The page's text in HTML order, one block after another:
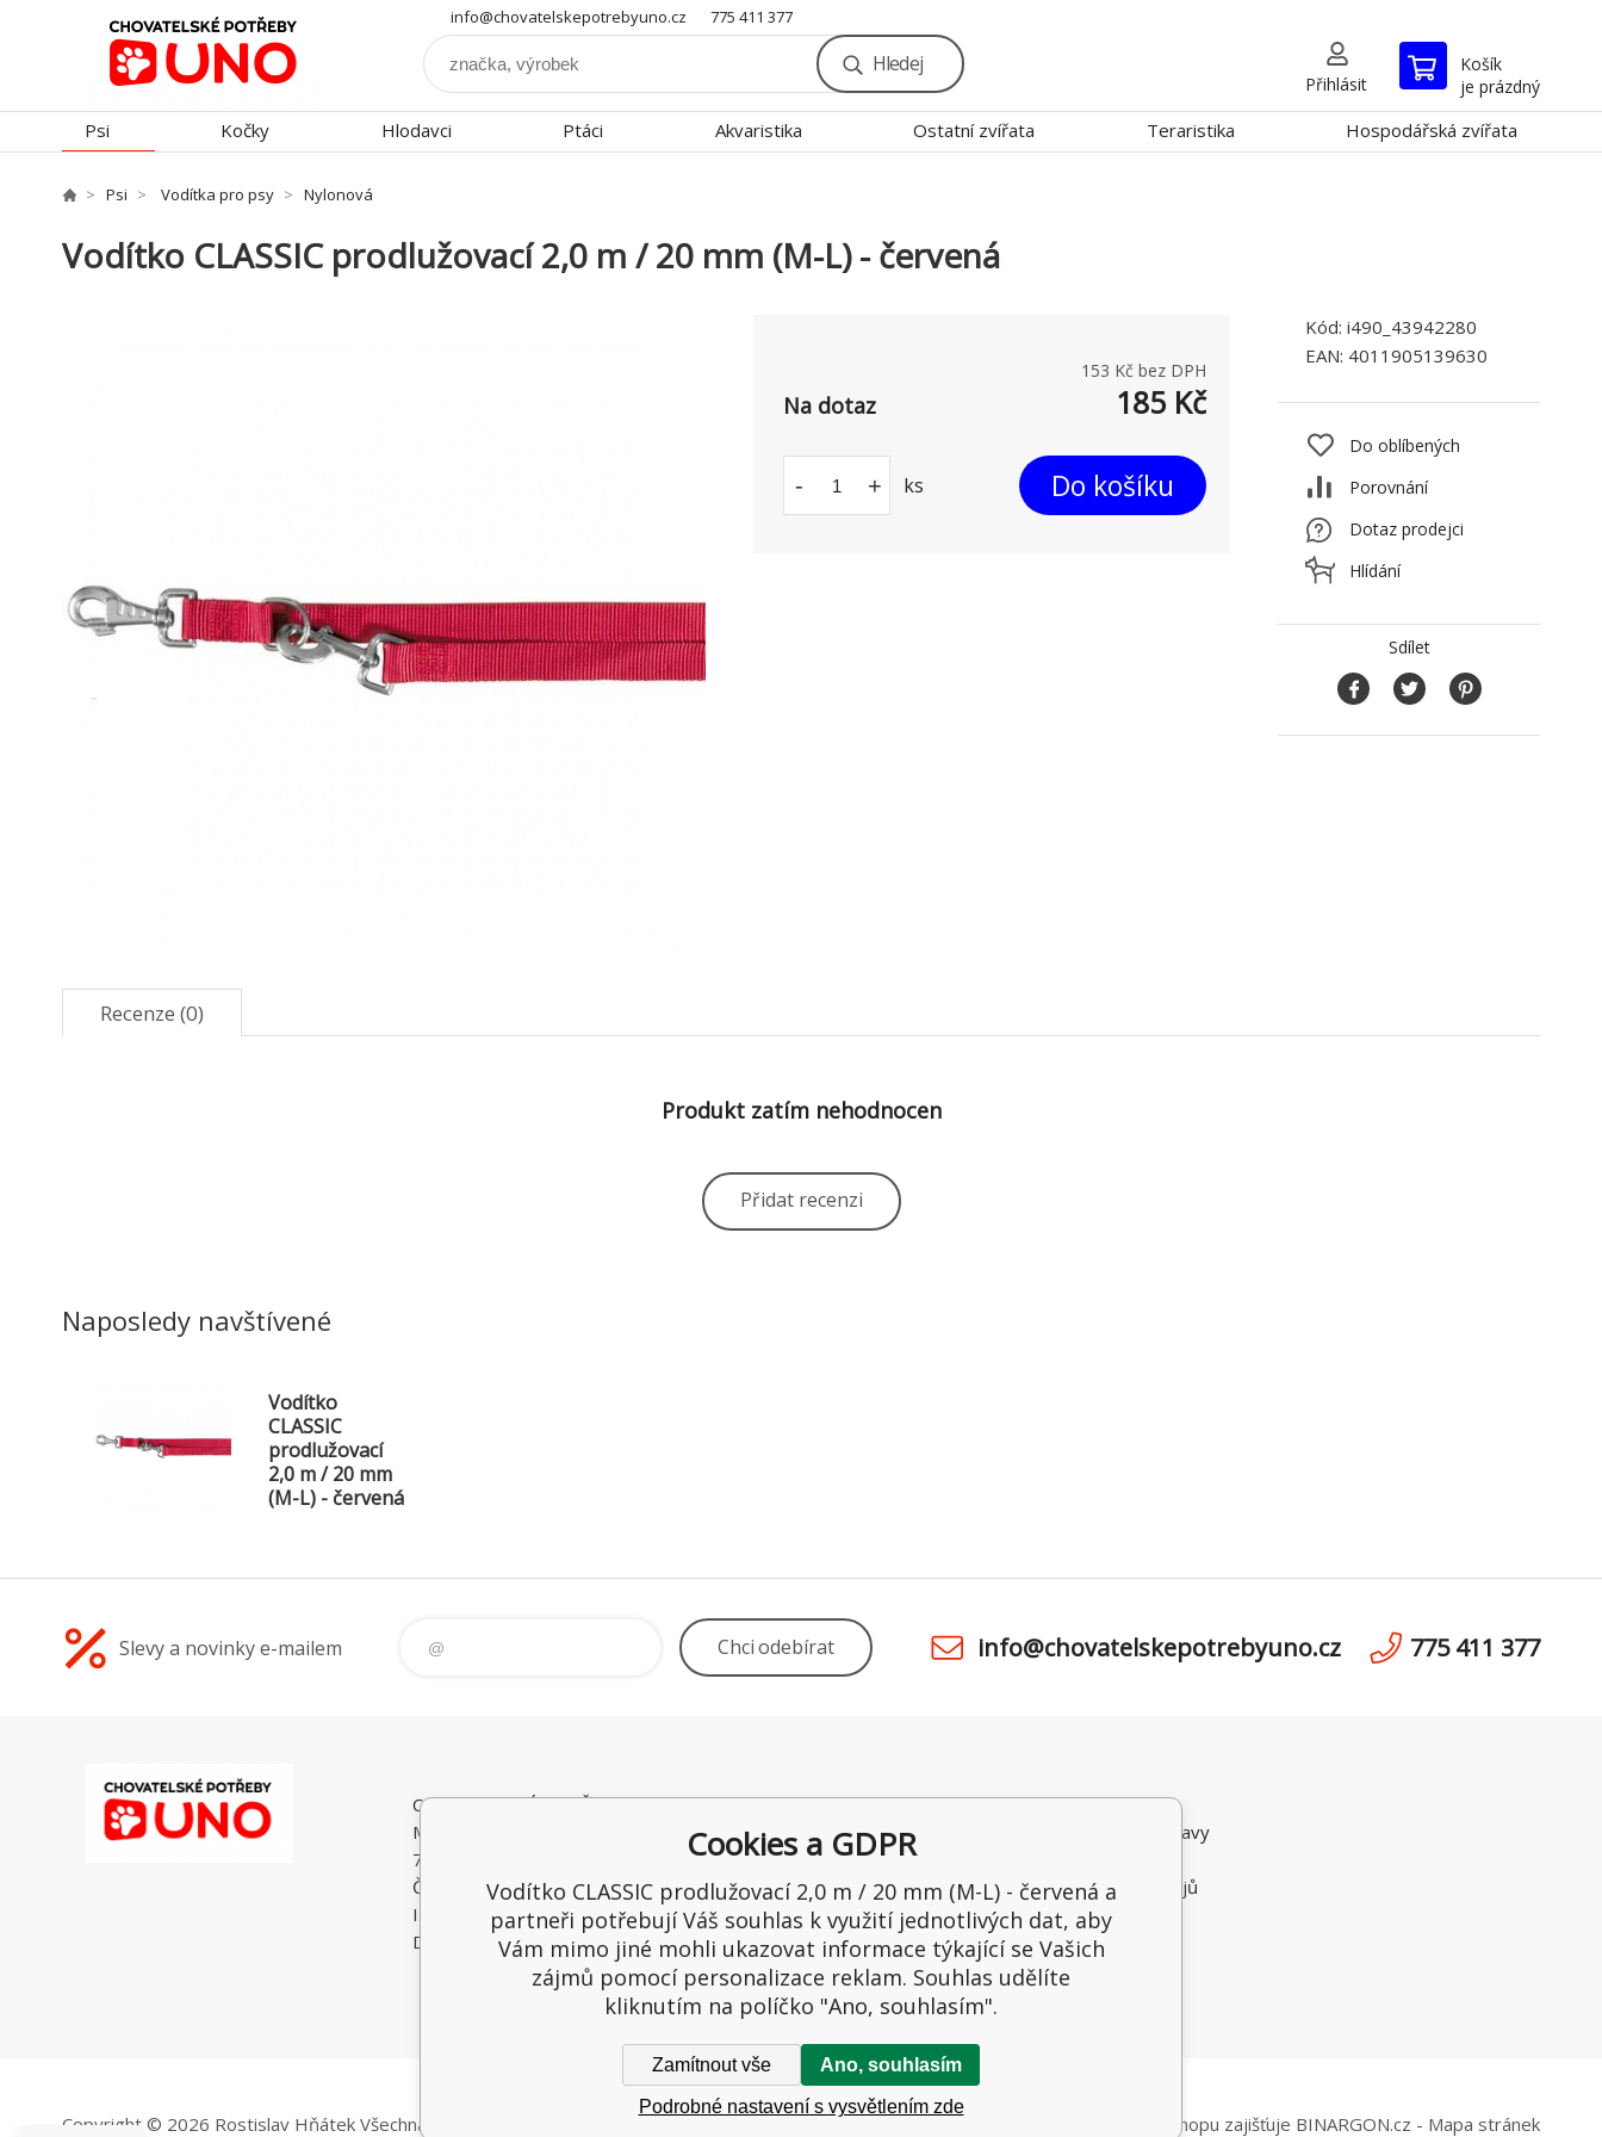
info@chovatelskepotrebyuno.cz 775 411 377
Hledej
Přihlásit
Košík
je prázdný
Psi Kočky Hlodavci Ptáci Akvaristika Ostatní zvířata Teraristika Hospodářská zvířata
Psi Vodítka pro psy Nylonová
Vodítko CLASSIC prodlužovací 2,0 m / 20 mm (M-L) - červená
153 Kč bez DPH
Na dotaz 185 Kč
- + ks Do košíku
Kód: i490_43942280
EAN: 4011905139630
Do oblíbených
Porovnání
Dotaz prodejci
Hlídání
Sdílet
Recenze (0)
Produkt zatím nehodnocen
Přidat recenzi
Naposledy navštívené
Vodítko
CLASSIC
prodlužovací
2,0 m / 20 mm
(M-L) - červená
Slevy a novinky e-mailem Chciodebírat info@chovatelskepotrebyuno.cz 775 411 377
CHOVATELSKÉ POTŘEBY UNO
Malé Heraltice 28
74775 Velké Heraltice
Česká Republika
IČO: 61953741
DIČ: CZ7405265549
Odstoupení od smlouvy
Kamenná prodejna
Reklamace
Recenze
Obchodní podmínky
Ceny a možnosti dopravy
Ochrana osobních údajů
Reklamační řád
Copyright © 2026 Rostislav Hňátek Všechna práva vyhrazena. Pronájem eshopu zajišťuje BINARGON.cz - Mapa stránek
Cookies a GDPR
Vodítko CLASSIC prodlužovací 2,0 m / 20 mm (M-L) - červená a
partneři potřebují Váš souhlas k využití jednotlivých dat, aby
Vám mimo jiné mohli ukazovat informace týkající se Vašich
zájmů pomocí personalizace reklam. Souhlas udělíte
kliknutím na políčko "Ano, souhlasím".
Zamítnout vše Ano, souhlasím
Podrobné nastavení s vysvětlením zde